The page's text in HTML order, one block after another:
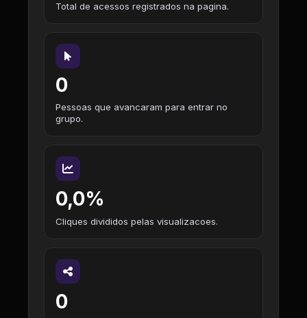
Total de acessos registrados na pagina.
0
Pessoas que avancaram para entrar no
grupo.
0,0%
Cliques divididos pelas visualizacoes.
0